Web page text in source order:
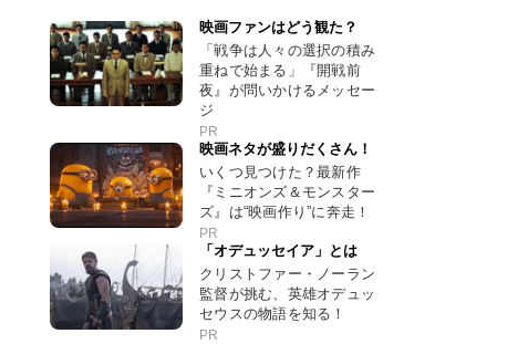
映画ファンはどう観た？
「戦争は人々の選択の積み
重ねで始まる」『開戦前
夜』が問いかけるメッセー
ジ
PR
映画ネタが盛りだくさん！
いくつ見つけた？最新作
『ミニオンズ＆モンスター
ズ』は“映画作り”に奔走！
PR
「オデュッセイア」とは
クリストファー・ノーラン
監督が挑む、英雄オデュッ
セウスの物語を知る！
PR